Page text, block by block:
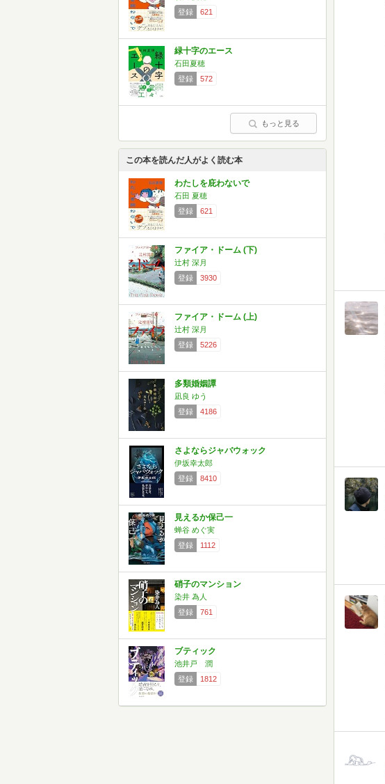
登録
621
緑十字のエース
石田夏穂
登録
572
もっと見る
この本を読んだ人がよく読む本
わたしを庇わないで
石田 夏穂
登録
621
ファイア・ドーム (下)
辻村 深月
登録
3930
ファイア・ドーム (上)
辻村 深月
登録
5226
多類婚姻譚
凪良 ゆう
登録
4186
さよならジャバウォック
伊坂幸太郎
登録
8410
見えるか保己一
蝉谷 めぐ実
登録
1112
硝子のマンション
染井 為人
登録
761
ブティック
池井戸 潤
登録
1812